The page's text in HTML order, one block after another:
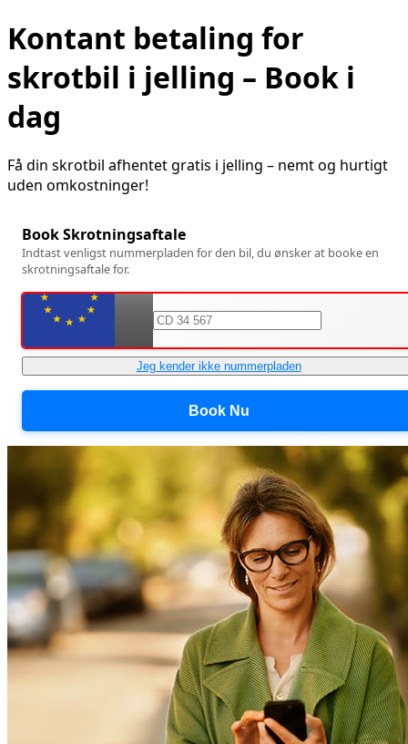
Kontant betaling for
skrotbil i jelling – Book i
dag
Få din skrotbil afhentet gratis i jelling – nemt og hurtigt
uden omkostninger!
Book Skrotningsaftale
Indtast venligst nummerpladen for den bil, du ønsker at booke en
skrotningsaftale for.
Jeg kender ikke nummerpladen
Book Nu